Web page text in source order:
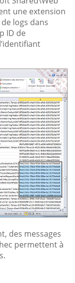
une extension
logs dans
ID de
des messages
permettent à